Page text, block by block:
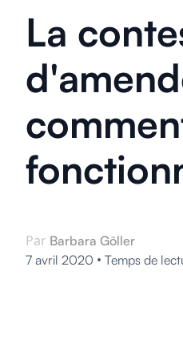
La
Par Barbara Göller
7 avril 2020 • Temps de